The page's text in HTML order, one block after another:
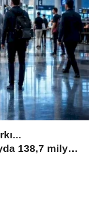
138,7 milyon